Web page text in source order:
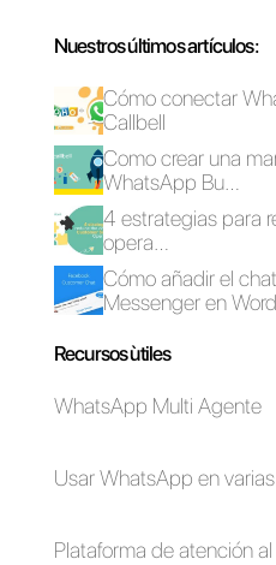
las ventas retail
utilizando
Cómo reducir el
llamadas inbound